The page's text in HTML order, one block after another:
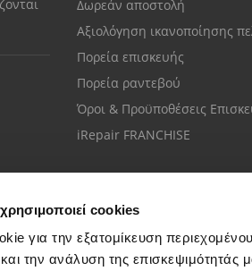
cookies
για την εξατομίκευση
την ανάλυση της επισκεψιμότητάς
Δωρεάν αποστολή
Αξιολόγηση ικανοποίησης
Πορεία επισκευής
Πορεία ραντεβού
Όροι & Προϋποθέσεις
iRepair FRANCHISE